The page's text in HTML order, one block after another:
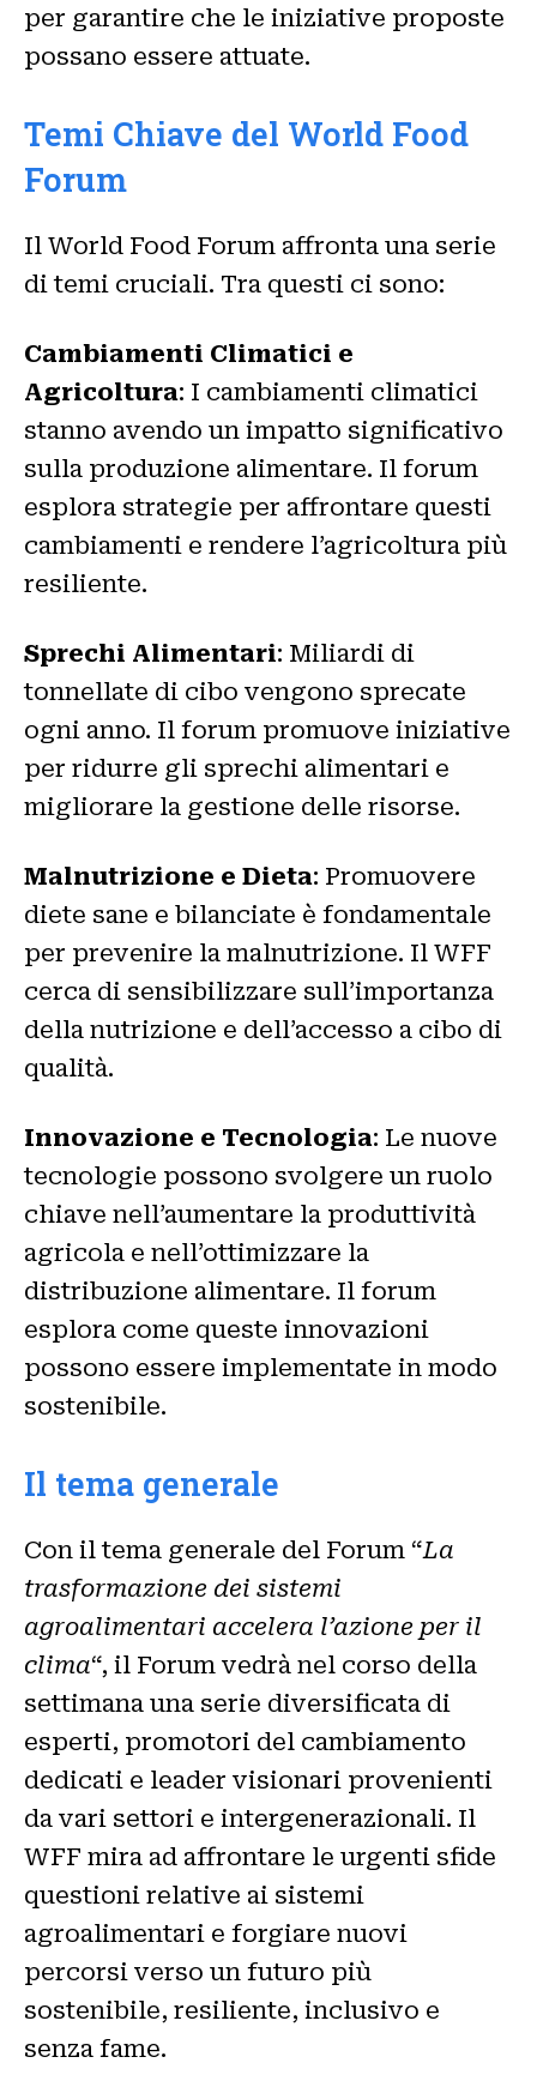
per garantire che le iniziative proposte
possano essere attuate.
Temi Chiave del World Food
Forum
Il World Food Forum affronta una serie
di temi cruciali. Tra questi ci sono:
Cambiamenti Climatici e
Agricoltura: I cambiamenti climatici
stanno avendo un impatto significativo
sulla produzione alimentare. Il forum
esplora strategie per affrontare questi
cambiamenti e rendere l’agricoltura più
resiliente.
Sprechi Alimentari: Miliardi di
tonnellate di cibo vengono sprecate
ogni anno. Il forum promuove iniziative
per ridurre gli sprechi alimentari e
migliorare la gestione delle risorse.
Malnutrizione e Dieta: Promuovere
diete sane e bilanciate è fondamentale
per prevenire la malnutrizione. Il WFF
cerca di sensibilizzare sull’importanza
della nutrizione e dell’accesso a cibo di
qualità.
Innovazione e Tecnologia: Le nuove
tecnologie possono svolgere un ruolo
chiave nell’aumentare la produttività
agricola e nell’ottimizzare la
distribuzione alimentare. Il forum
esplora come queste innovazioni
possono essere implementate in modo
sostenibile.
Il tema generale
Con il tema generale del Forum “La
trasformazione dei sistemi
agroalimentari accelera l’azione per il
clima“, il Forum vedrà nel corso della
settimana una serie diversificata di
esperti, promotori del cambiamento
dedicati e leader visionari provenienti
da vari settori e intergenerazionali. Il
WFF mira ad affrontare le urgenti sfide
questioni relative ai sistemi
agroalimentari e forgiare nuovi
percorsi verso un futuro più
sostenibile, resiliente, inclusivo e
senza fame.